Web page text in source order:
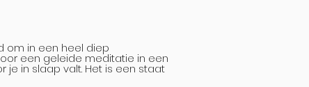
om in een heel diep
een geleide meditatie in een
je in slaap valt. Het is een staat